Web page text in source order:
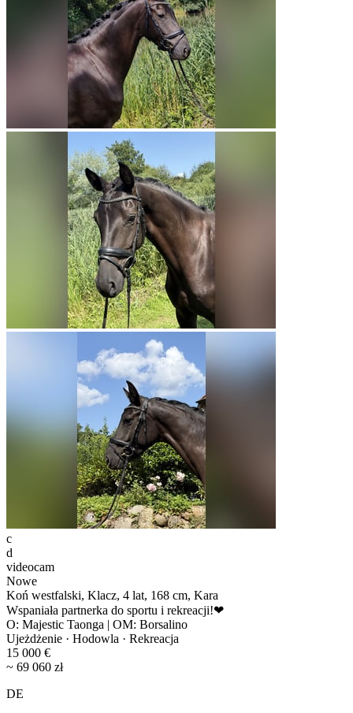
c
d
videocam
Nowe
Koń westfalski, Klacz, 4 lat, 168 cm, Kara
Wspaniała partnerka do sportu i rekreacji!❤
O: Majestic Taonga | OM: Borsalino
Ujeżdżenie · Hodowla · Rekreacja
15 000 €
~ 69 060 zł
DE